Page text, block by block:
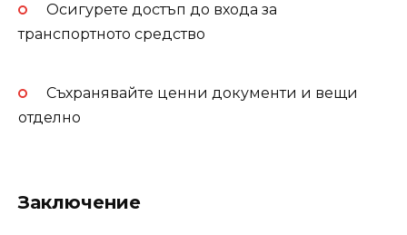
Осигурете достъп до входа за
транспортното средство
Съхранявайте ценни документи и вещи
отделно
Заключение